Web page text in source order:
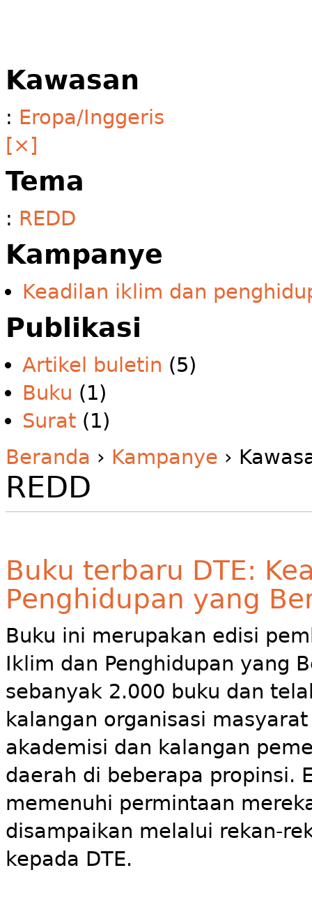
Kawasan
: Eropa/Inggeris
[×]
Tema
: REDD
Kampanye
Keadilan iklim dan
Publikasi
Artikel buletin (5)
Buku (1)
Surat (1)
Beranda › Kampanye ›
REDD
Buku terbaru DTE:
Penghidupan yang
Buku ini merupakan edisi
Iklim dan Penghidupan yang
sebanyak 2.000 buku dan
kalangan organisasi
akademisi dan kalangan
daerah di beberapa propinsi.
memenuhi permintaan
disampaikan melalui rekan-
kepada DTE.